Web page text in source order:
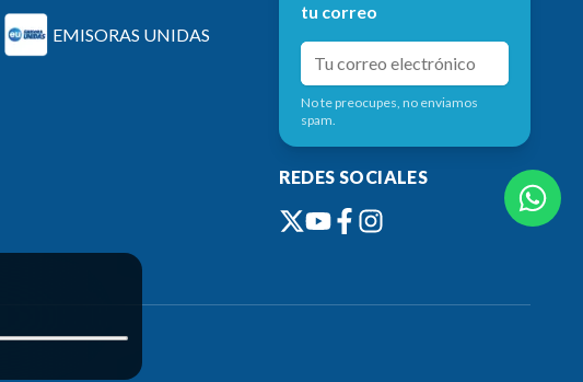
EMISORAS UNIDAS
tu correo
No te preocupes, no enviamos
spam.
REDES SOCIALES